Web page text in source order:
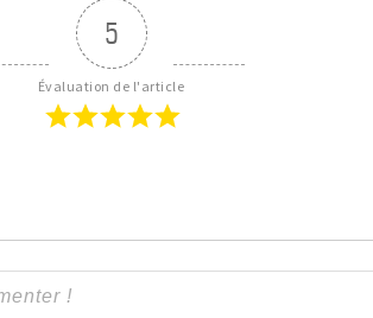
5
Évaluation de l'article